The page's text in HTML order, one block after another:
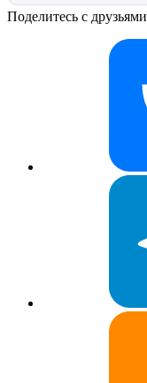
Поделитесь с друзьями